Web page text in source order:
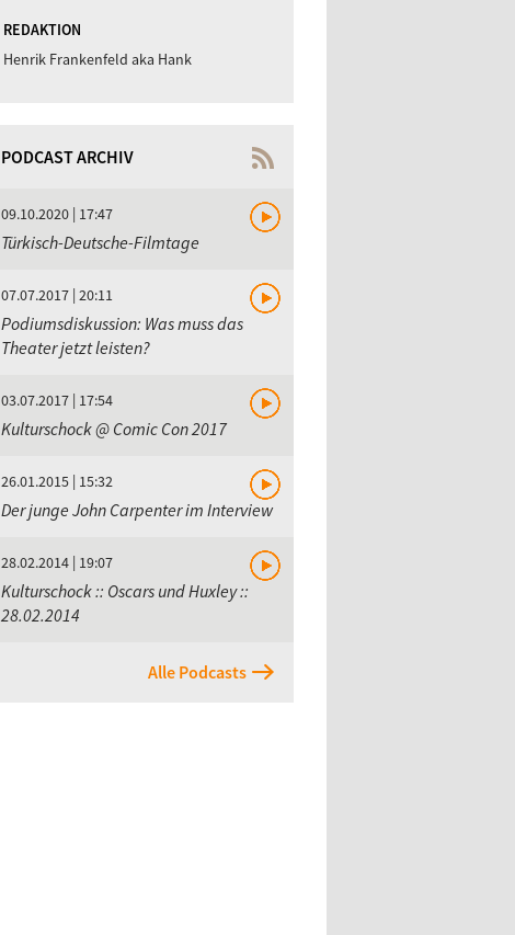
REDAKTION
Henrik Frankenfeld aka Hank
PODCAST ARCHIV
09.10.2020 | 17:47
Türkisch-Deutsche-Filmtage
07.07.2017 | 20:11
Podiumsdiskussion: Was muss das
Theater jetzt leisten?
03.07.2017 | 17:54
Kulturschock @ Comic Con 2017
26.01.2015 | 15:32
Der junge John Carpenter im Interview
28.02.2014 | 19:07
Kulturschock :: Oscars und Huxley ::
28.02.2014
Alle Podcasts